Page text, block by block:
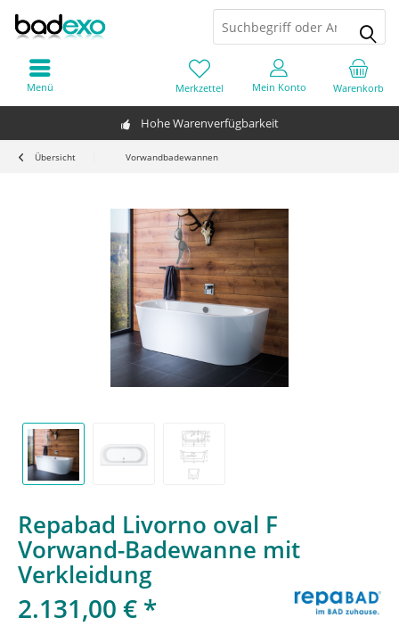
Hohe Warenverfügbarkeit
Warenkorb
Merkzettel Mein Konto
Menü
Übersicht Vorwandbadewannen
Repabad Livorno oval F
Vorwand-Badewanne mit
Verkleidung
2.131,00 € *